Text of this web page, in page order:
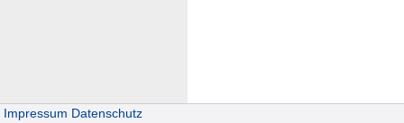
Impressum Datenschutz